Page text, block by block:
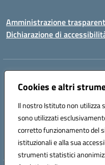
Cookies e altri
Il nostro Istituto non utilizza
sono utilizzati
corretto funzionamento del
istituzionali e alla sua
strumenti statistici
Amministrazione
Dichiarazione di
Indirizzo:
Centralino:078170786 Email:
Codice fiscale: 90027700922
Codice meccanografico:
Codice unico di fatturazione (CUF):